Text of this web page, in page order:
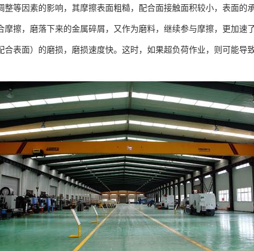
整等因素的影响，其摩擦表面粗糙，配合面接触面积较小，表面的
摩擦，磨落下来的金属碎屑，又作为磨料，继续参与摩擦，更加速
表面）的磨损，磨损速度快。这时，如果超负荷作业，则可能导